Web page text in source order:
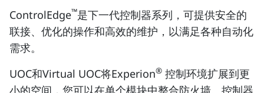
ControlEdge™是下一代控制器系列，可提供安全的
联接、优化的操作和高效的维护，以满足各种自动化
需求。
UOC和Virtual UOC将Experion® 控制环境扩展到更
小的空间，您可以在单个模块中整合防火墙、控制器